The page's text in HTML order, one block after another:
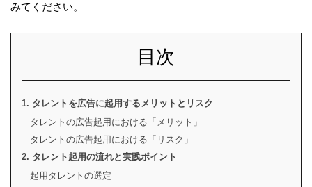
みてください。
目次
1. タレントを広告に起用するメリットとリスク
タレントの広告起用における「メリット」
タレントの広告起用における「リスク」
2. タレント起用の流れと実践ポイント
起用タレントの選定